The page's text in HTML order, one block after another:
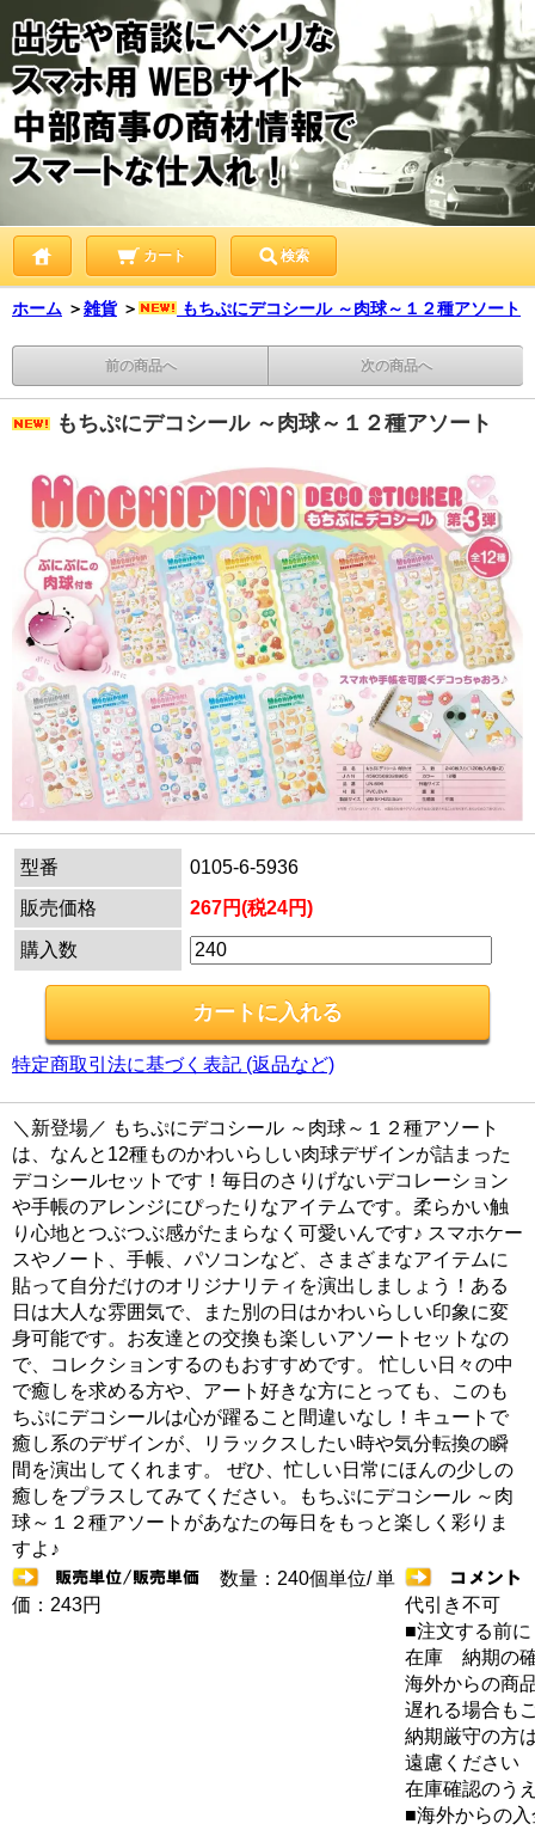
カート 検索
ホーム ＞雑貨 ＞ もちぷにデコシール ～肉球～１２種アソート
前の商品へ 次の商品へ
もちぷにデコシール ～肉球～１２種アソート
型番
0105-6-5936
販売価格
267円(税24円)
購入数
特定商取引法に基づく表記 (返品など)
＼新登場／ もちぷにデコシール ～肉球～１２種アソート
は、なんと12種ものかわいらしい肉球デザインが詰まった
デコシールセットです！毎日のさりげないデコレーション
や手帳のアレンジにぴったりなアイテムです。柔らかい触
り心地とつぶつぶ感がたまらなく可愛いんです♪ スマホケー
スやノート、手帳、パソコンなど、さまざまなアイテムに
貼って自分だけのオリジナリティを演出しましょう！ある
日は大人な雰囲気で、また別の日はかわいらしい印象に変
身可能です。お友達との交換も楽しいアソートセットなの
で、コレクションするのもおすすめです。 忙しい日々の中
で癒しを求める方や、アート好きな方にとっても、このも
ちぷにデコシールは心が躍ること間違いなし！キュートで
癒し系のデザインが、リラックスしたい時や気分転換の瞬
間を演出してくれます。 ぜひ、忙しい日常にほんの少しの
癒しをプラスしてみてください。もちぷにデコシール ～肉
球～１２種アソートがあなたの毎日をもっと楽しく彩りま
すよ♪
数量：240個単位/ 単
価：243円
代引き不可
■注文する前に
在庫 納期の
海外からの商
遅れる場合も
納期厳守の方
遠慮ください
在庫確認のう
■海外からの